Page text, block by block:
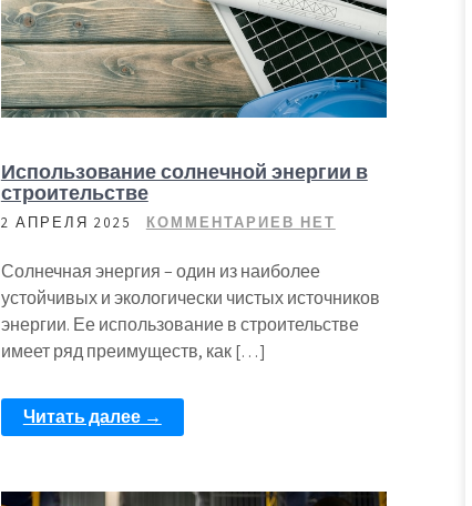
Использование солнечной энергии в
строительстве
2 АПРЕЛЯ 2025 КОММЕНТАРИЕВ НЕТ
Солнечная энергия – один из наиболее
устойчивых и экологически чистых источников
энергии. Ее использование в строительстве
имеет ряд преимуществ, как […]
Читать далее →